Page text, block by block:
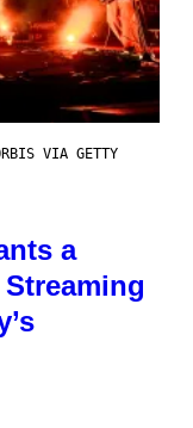
VIA GETTY
a